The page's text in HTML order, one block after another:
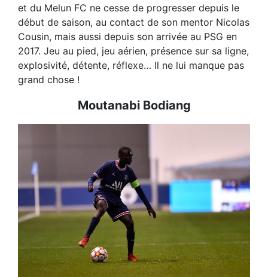
et du Melun FC ne cesse de progresser depuis le
début de saison, au contact de son mentor Nicolas
Cousin, mais aussi depuis son arrivée au PSG en
2017. Jeu au pied, jeu aérien, présence sur sa ligne,
explosivité, détente, réflexe… Il ne lui manque pas
grand chose !
Moutanabi Bodiang